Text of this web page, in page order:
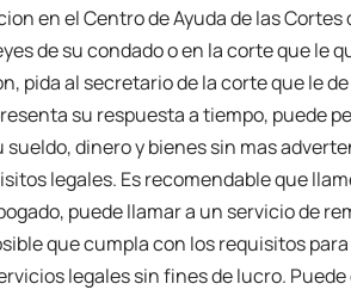
en el Centro de Ayuda de las
de su condado o en la corte que le
pida al secretario de la corte que le
su respuesta a tiempo, puede
sueldo, dinero y bienes sin mas
legales. Es recomendable que
puede llamar a un servicio de
que cumpla con los requisitos
legales sin fines de lucro.